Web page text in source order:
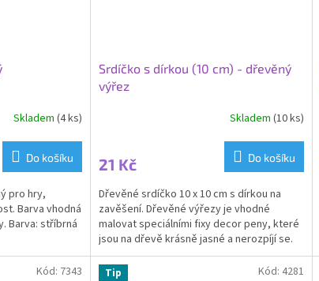
Skladem (4 ks)
Do košíku
pro hry,
Barva vhodná
Barva: stříbrná
Srdíčko s dírkou (10 cm) - dřevěný
výřez
Skladem (10 ks)
21 Kč Do košíku
Dřevěné srdíčko 10 x 10 cm s dírkou na
zavěšení. Dřevěné výřezy je vhodné
malovat speciálními fixy decor peny, které
jsou na dřevě krásně jasné a nerozpíjí se.
Lze také...
Kód: 7343 Tip Kód: 4281